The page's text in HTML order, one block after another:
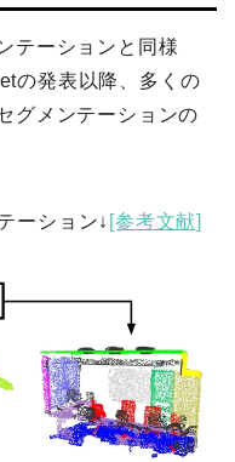
テーションと同様
の発表以降、多くの
グメンテーションの
ーション↓ [参考文献]